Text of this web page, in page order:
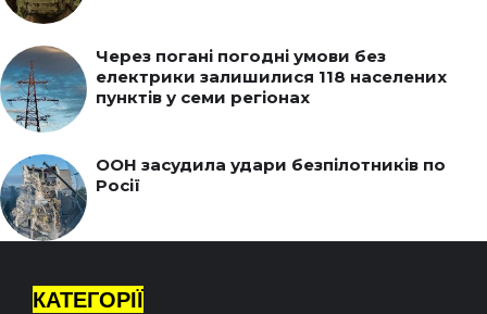
Через погані погодні умови без
електрики залишилися 118 населених
пунктів у семи регіонах
ООН засудила удари безпілотників по
Росії
КАТЕГОРІЇ